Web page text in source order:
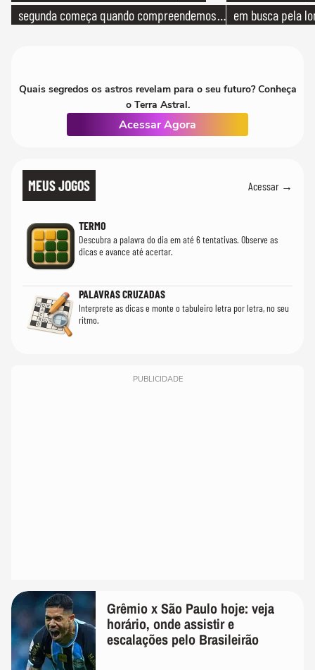
segunda começa quando compreendemos
em busca pela
Quais segredos os astros revelam para o seu futuro? Conheça
o Terra Astral.
Acessar Agora
MEUS JOGOS Acessar →
TERMO
Descubra a palavra do dia em até 6 tentativas. Observe as
dicas e avance até acertar.
PALAVRAS CRUZADAS
Interprete as dicas e monte o tabuleiro letra por letra, no seu
ritmo.
PUBLICIDADE
Grêmio x São Paulo hoje: veja
horário, onde assistir e
escalações pelo Brasileirão